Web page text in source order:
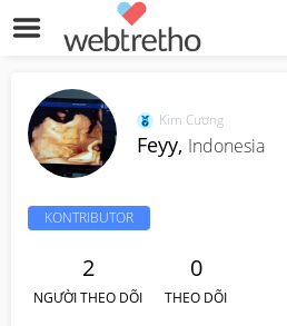
Kim Cương
Feyy, Indonesia
KONTRIBUTOR
2
NGƯỜI THEO DÕI
0
THEO DÕI